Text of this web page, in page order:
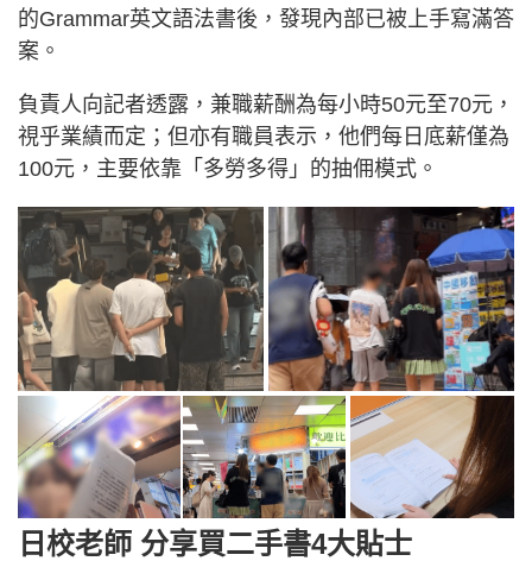
的Grammar英文語法書後，發現內部已被上手寫滿答
案。
負責人向記者透露，兼職薪酬為每小時50元至70元，
視乎業績而定；但亦有職員表示，他們每日底薪僅為
100元，主要依靠「多勞多得」的抽佣模式。
日校老師 分享買二手書4大貼士